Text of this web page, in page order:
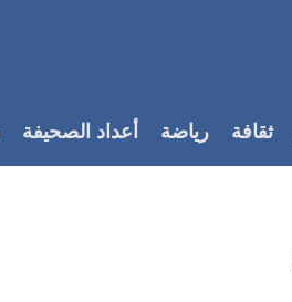
ثقافة رياضة أعداد الصحيفة